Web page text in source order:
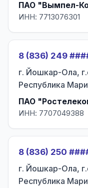
ПАО "Вымпел-
ИНН: 7713076301
8 (836) 249
г. Йошкар-Ола,
Республика
ПАО
ИНН: 7707049388
8 (836) 250
г. Йошкар-Ола,
Республика